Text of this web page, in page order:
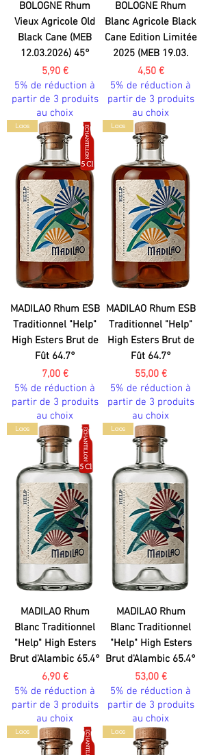
BOLOGNE Rhum
Vieux Agricole Old
Black Cane (MEB
12.03.2026) 45°
Prix
5,90 €
5% de réduction à
partir de 3 produits
au choix
BOLOGNE Rhum
Blanc Agricole Black
Cane Edition Limitée
2025 (MEB 19.03.
Prix
4,50 €
5% de réduction à
partir de 3 produits
au choix
Laos
MADILAO Rhum ESB
Traditionnel "Help"
High Esters Brut de
Fût 64.7°
Prix
7,00 €
5% de réduction à
partir de 3 produits
au choix
Laos
MADILAO Rhum ESB
Traditionnel "Help"
High Esters Brut de
Fût 64.7°
Prix
55,00 €
5% de réduction à
partir de 3 produits
au choix
Laos
MADILAO Rhum
Blanc Traditionnel
"Help" High Esters
Brut d'Alambic 65.4°
Prix
6,90 €
5% de réduction à
partir de 3 produits
au choix
Laos
MADILAO Rhum
Blanc Traditionnel
"Help" High Esters
Brut d'Alambic 65.4°
Prix
53,00 €
5% de réduction à
partir de 3 produits
au choix
Laos Laos